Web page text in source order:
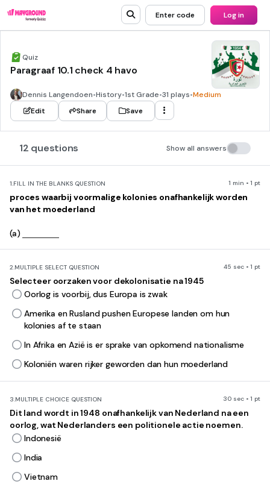
Enter code Log in
Quiz
Paragraaf 10.1 check 4 havo
Dennis Langendoen•History•1st Grade•31 plays•Medium
Edit
Share Save
12 questions Show all answers
1.FILL IN THE BLANKS QUESTION 1 min • 1 pt
proces waarbij voormalige kolonies onafhankelijk worden
van het moederland
(a)
2.MULTIPLE SELECT QUESTION 45 sec • 1 pt
Selecteer oorzaken voor dekolonisatie na 1945
Oorlog is voorbij, dus Europa is zwak
Amerika en Rusland pushen Europese landen om hun
kolonies af te staan
In Afrika en Azië is er sprake van opkomend nationalisme
Koloniën waren rijker geworden dan hun moederland
3.MULTIPLE CHOICE QUESTION 30 sec • 1 pt
Dit land wordt in 1948 onafhankelijk van Nederland na een
oorlog, wat Nederlanders een politionele actie noemen.
Indonesië
India
Vietnam